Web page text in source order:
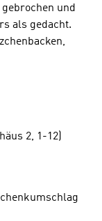
und
als gedacht.
2, 1-12)